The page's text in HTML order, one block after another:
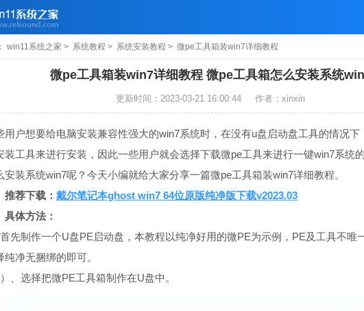
win11系统之家 > 系统教程 > 系统安装教程 > 微pe工具箱装win7详细教程
微pe工具箱装win7详细教程 微pe工具箱怎么安装系统
更新时间：2023-03-21 16:00:44 作者：xinxin
想要给电脑安装兼容性强大的win7系统时，在没有u盘启动盘工具的情况下
装工具来进行安装，因此一些用户就会选择下载微pe工具来进行一键win7系统
安装系统win7呢？今天小编就给大家分享一篇微pe工具箱装win7详细教程。
荐下载： 戴尔笔记本ghost win7 64位原版纯净版下载v2023.03
体方法：
制作一个U盘PE启动盘，本教程以纯净好用的微PE为示例，PE及工具不唯
纯净无捆绑的即可。
选择把微PE工具箱制作在U盘中。